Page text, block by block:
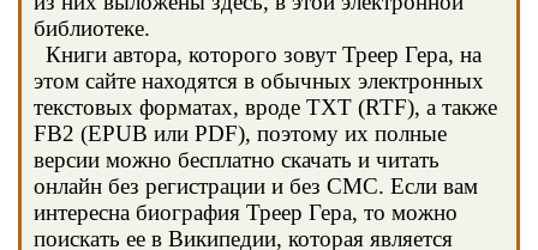
библиотеке.
Книги автора, которого зовут Треер Гера, на
этом сайте находятся в обычных электронных
текстовых форматах, вроде TXT (RTF), а также
FB2 (EPUB или PDF), поэтому их полные
версии можно бесплатно скачать и читать
онлайн без регистрации и без СМС. Если вам
интересна биография Треер Гера, то можно
поискать ее в Википедии, которая является